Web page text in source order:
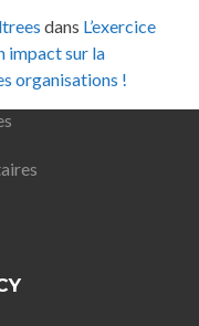
dans L’exercice
impact sur la
organisations !